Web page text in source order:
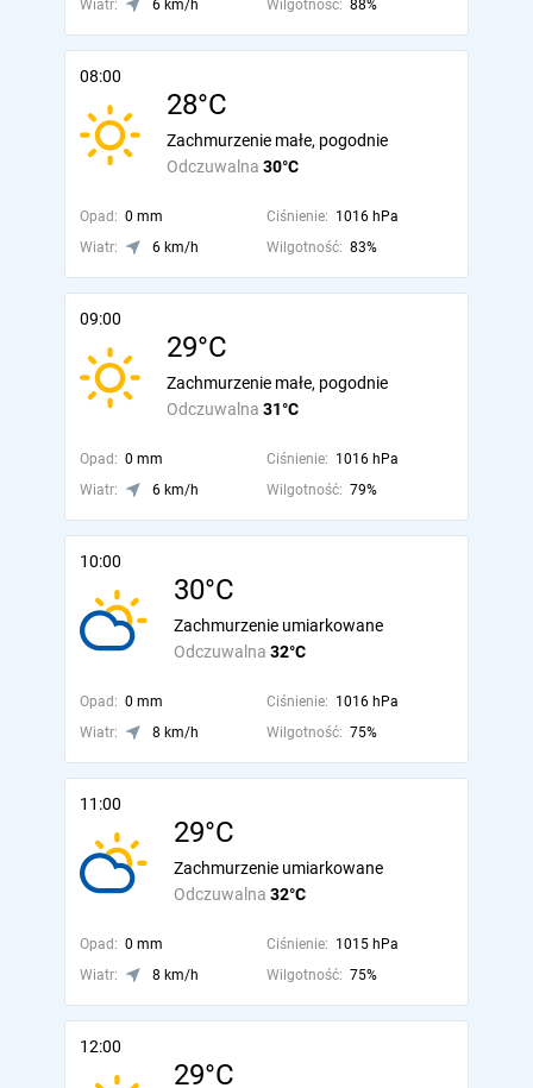
Wiatr: 6 km/h Wilgotność: 88%
08:00
28°C
Odczuwalna 30°C
Zachmurzenie małe, pogodnie
Opad: 0 mm Ciśnienie: 1016 hPa
Wiatr:
6 km/h Wilgotność: 83%
09:00
29°C
Odczuwalna 31°C
Zachmurzenie małe, pogodnie
Opad: 0 mm Ciśnienie: 1016 hPa
Wiatr:
6 km/h Wilgotność: 79%
10:00
30°C
Odczuwalna 32°C
Zachmurzenie umiarkowane
Opad: 0 mm Ciśnienie: 1016 hPa
Wiatr:
8 km/h Wilgotność: 75%
11:00
29°C
Odczuwalna 32°C
Zachmurzenie umiarkowane
Opad: 0 mm Ciśnienie: 1015 hPa
Wiatr:
8 km/h Wilgotność: 75%
12:00
29°C